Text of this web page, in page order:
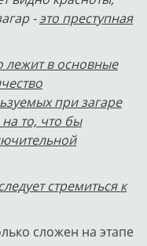
-это преступная
лежит в основные
при загаре
то, что бы
стремиться к
сложен на этапе